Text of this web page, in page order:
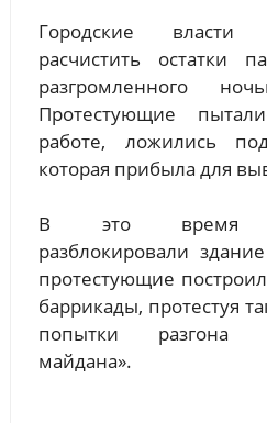
Городские
расчистить остатки
разгромленного
Протестующие
работе, ложились
которая прибыла для
В это время
разблокировали
протестующие
баррикады, протестуя
попытки разгона
майдана».